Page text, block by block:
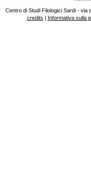
Centro di Studi Filologici Sardi - via
credits | Informativa sulla